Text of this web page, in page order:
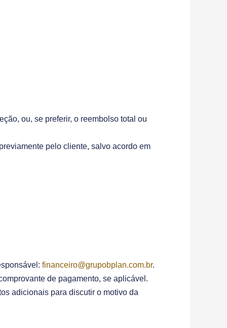
ou, se preferir, o reembolso total ou
pelo cliente, salvo acordo em
financeiro@grupobplan.com.br.
de pagamento, se aplicável.
adicionais para discutir o motivo da